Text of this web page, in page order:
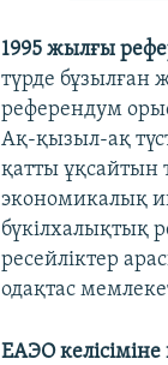
1995 жылғы
түрде бұзылған
референдум орыс
Ақ-қызыл-ақ
қатты ұқсайтын
экономикалық
бүкілхалықтық
ресейліктер
одақтас
ЕАЭО